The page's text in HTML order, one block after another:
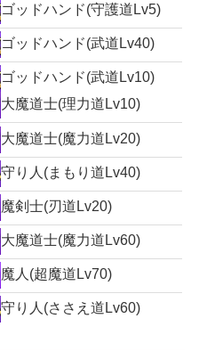
ゴッドハンド(守護道Lv5)
ゴッドハンド(武道Lv40)
ゴッドハンド(武道Lv10)
大魔道士(理力道Lv10)
大魔道士(魔力道Lv20)
守り人(まもり道Lv40)
魔剣士(刃道Lv20)
大魔道士(魔力道Lv60)
魔人(超魔道Lv70)
守り人(ささえ道Lv60)